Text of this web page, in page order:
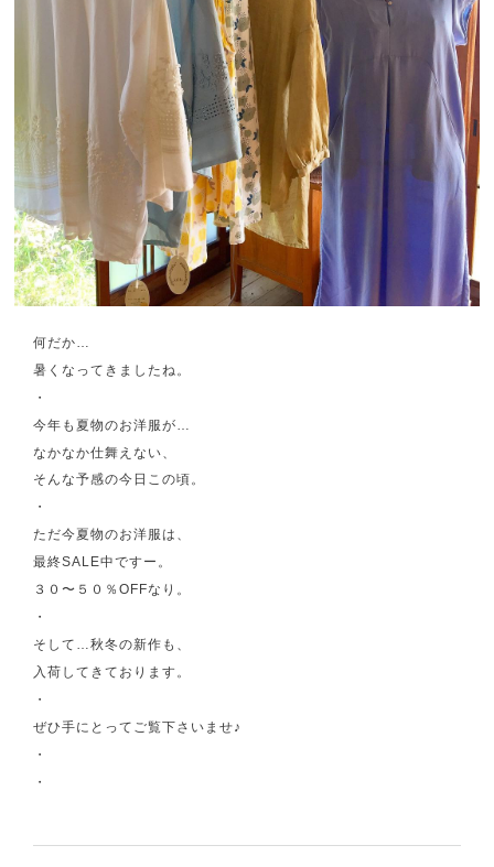
何だか…
暑くなってきましたね。
・
今年も夏物のお洋服が…
なかなか仕舞えない、
そんな予感の今日この頃。
・
ただ今夏物のお洋服は、
最終SALE中ですー。
３０〜５０％OFFなり。
・
そして…秋冬の新作も、
入荷してきております。
・
ぜひ手にとってご覧下さいませ♪
・
・